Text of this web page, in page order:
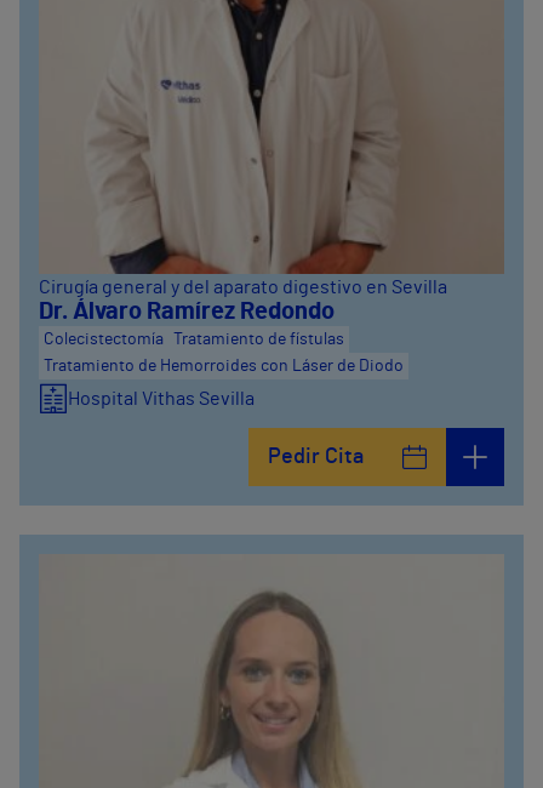
Cirugía general y del aparato digestivo en Sevilla
Dr. Álvaro Ramírez Redondo
Colecistectomía
Tratamiento de fístulas
Tratamiento de Hemorroides con Láser de Diodo
Hospital Vithas Sevilla
Pedir Cita